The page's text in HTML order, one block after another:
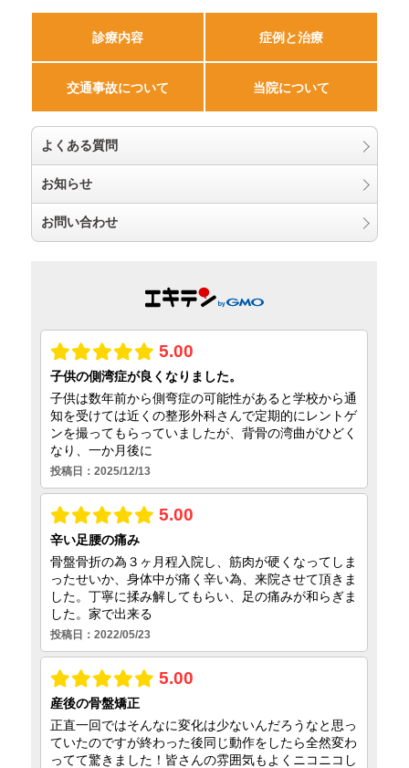
診療内容 症例と治療
交通事故について 当院について
よくある質問
お知らせ
お問い合わせ